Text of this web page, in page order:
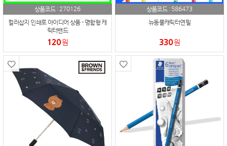
상품코드 :270126
컬러삽지 인쇄로 아이디어 상품 - 명함형 캐
릭터밴드
120원
상품코드 : 586473
뉴동물캐릭터연필
330원